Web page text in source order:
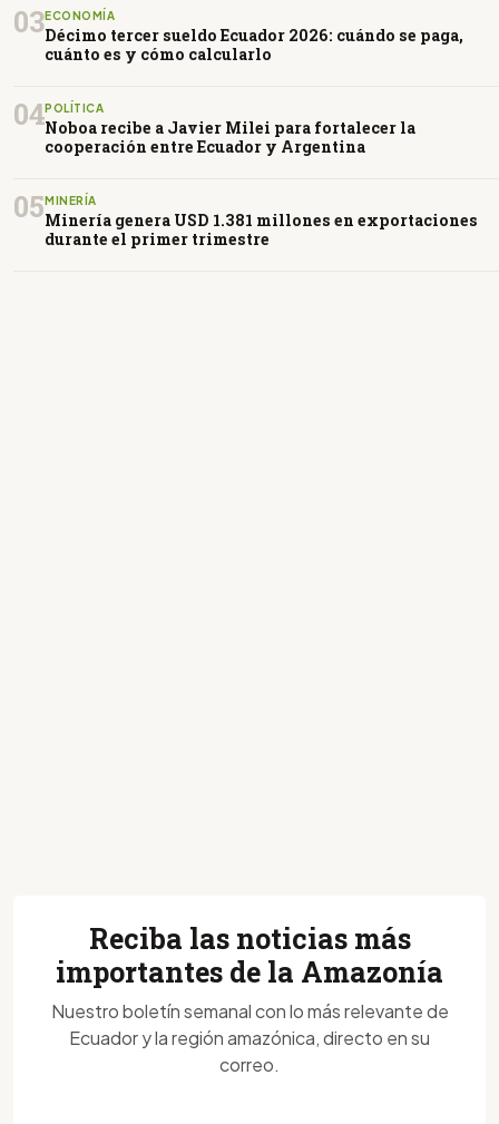
03ECONOMÍA
Décimo tercer sueldo Ecuador 2026: cuándo se paga,
cuánto es y cómo calcularlo
04POLÍTICA
Noboa recibe a Javier Milei para fortalecer la
cooperación entre Ecuador y Argentina
05MINERÍA
Minería genera USD 1.381 millones en exportaciones
durante el primer trimestre
Reciba las noticias más
importantes de la Amazonía
Nuestro boletín semanal con lo más relevante de
Ecuador y la región amazónica, directo en su
correo.